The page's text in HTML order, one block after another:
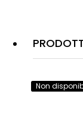
Non